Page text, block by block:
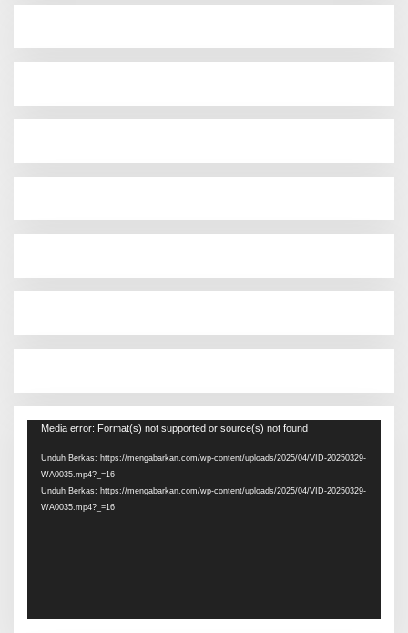
Pemutar
Media error: Format(s) not supported or source(s) not found
Unduh Berkas: https://mengabarkan.com/wp-content/uploads/2025/04/VID-20250329-
WA0035.mp4?_=16
Unduh Berkas: https://mengabarkan.com/wp-content/uploads/2025/04/VID-20250329-
WA0035.mp4?_=16